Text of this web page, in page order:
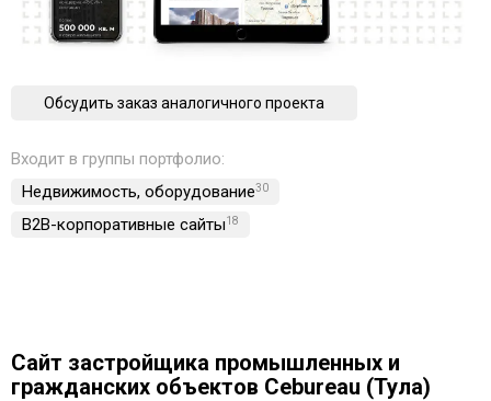
Обсудить заказ аналогичного проекта
Входит в группы портфолио:
Недвижимость, обoрудование30
B2B-корпоративные сайты18
Сайт застройщика промышленных и
гражданских объектов Cebureau (Тула)